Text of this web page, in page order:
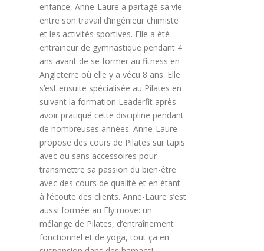
enfance, Anne-Laure a partagé sa vie
entre son travail d’ingénieur chimiste
et les activités sportives. Elle a été
entraineur de gymnastique pendant 4
ans avant de se former au fitness en
Angleterre où elle y a vécu 8 ans. Elle
s’est ensuite spécialisée au Pilates en
suivant la formation Leaderfit après
avoir pratiqué cette discipline pendant
de nombreuses années. Anne-Laure
propose des cours de Pilates sur tapis
avec ou sans accessoires pour
transmettre sa passion du bien-être
avec des cours de qualité et en étant
à l’écoute des clients. Anne-Laure s’est
aussi formée au Fly move: un
mélange de Pilates, d’entraînement
fonctionnel et de yoga, tout ça en